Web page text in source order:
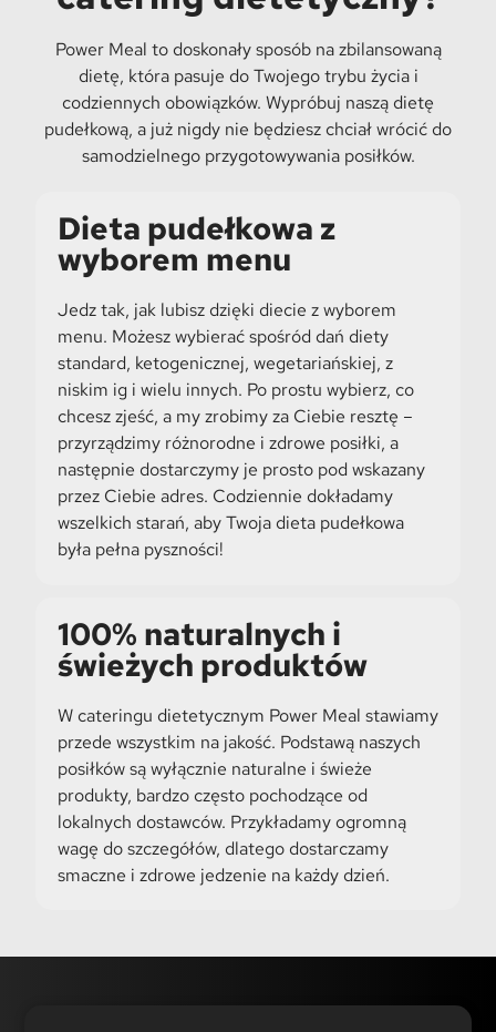
Power Meal to doskonały sposób na zbilansowaną
dietę, która pasuje do Twojego trybu życia i
codziennych obowiązków. Wypróbuj naszą dietę
pudełkową, a już nigdy nie będziesz chciał wrócić do
samodzielnego przygotowywania posiłków.
Dieta pudełkowa z
wyborem menu
Jedz tak, jak lubisz dzięki diecie z wyborem
menu. Możesz wybierać spośród dań diety
standard, ketogenicznej, wegetariańskiej, z
niskim ig i wielu innych. Po prostu wybierz, co
chcesz zjeść, a my zrobimy za Ciebie resztę –
przyrządzimy różnorodne i zdrowe posiłki, a
następnie dostarczymy je prosto pod wskazany
przez Ciebie adres. Codziennie dokładamy
wszelkich starań, aby Twoja dieta pudełkowa
była pełna pyszności!
100% naturalnych i
świeżych produktów
W cateringu dietetycznym Power Meal stawiamy
przede wszystkim na jakość. Podstawą naszych
posiłków są wyłącznie naturalne i świeże
produkty, bardzo często pochodzące od
lokalnych dostawców. Przykładamy ogromną
wagę do szczegółów, dlatego dostarczamy
smaczne i zdrowe jedzenie na każdy dzień.